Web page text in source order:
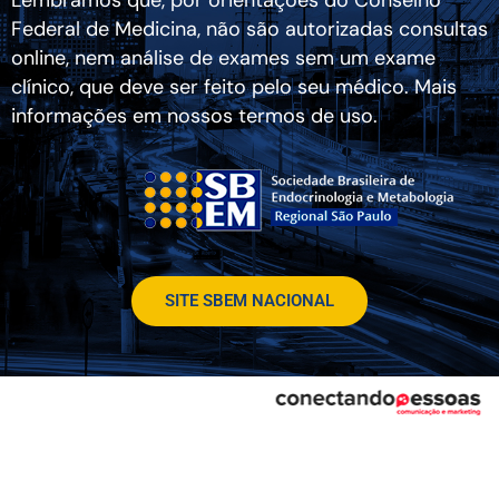
Federal de Medicina, não são autorizadas consultas
online, nem análise de exames sem um exame
clínico, que deve ser feito pelo seu médico. Mais
informações em nossos termos de uso.
SITE SBEM NACIONAL